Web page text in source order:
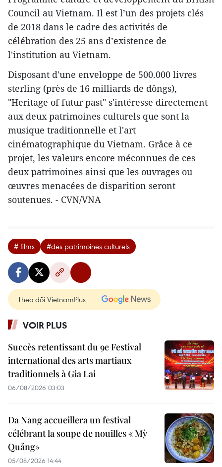
Council au Vietnam. Il est l’un des projets clés
de 2018 dans le cadre des activités de
célébration des 25 ans d’existence de
l'institution au Vietnam.
Disposant d'une enveloppe de 500.000 livres
sterling (près de 16 milliards de dôngs),
"Heritage of futur past" s'intéresse directement
aux deux patrimoines culturels que sont la
musique traditionnelle et l'art
cinématographique du Vietnam. Grâce à ce
projet, les valeurs encore méconnues de ces
deux patrimoines ainsi que les ouvrages ou
œuvres menacées de disparition seront
soutenues. - CVN/VNA
# films #des patrimoines culturels
Theo dõi VietnamPlus
VOIR PLUS
Succès retentissant du 9e Festival
international des arts martiaux
traditionnels à Gia Lai
06/08/2026 03:03
Da Nang accueillera un festival
célébrant la soupe de nouilles « Mỳ
Quảng»
05/08/2026 14:44